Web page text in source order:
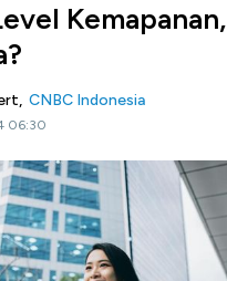
CNBC Indonesia
06:30